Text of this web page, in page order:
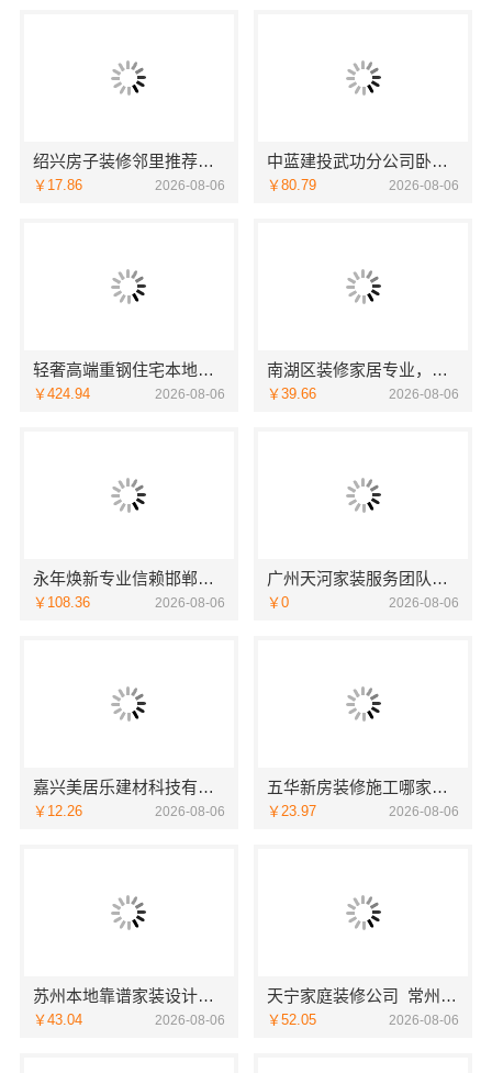
绍兴房子装修邻里推荐，浙江宜美嘉装饰
￥17.86 2026-08-06
中蓝建投武功分公司卧室改造智能家居
￥80.79 2026-08-06
轻奢高端重钢住宅本地维保-云南晟构建筑建材有限公司
￥424.94 2026-08-06
南湖区装修家居专业，嘉兴家美建材科技推荐
￥39.66 2026-08-06
永年焕新专业信赖邯郸至臻全宅新材料有限公司
￥108.36 2026-08-06
广州天河家装服务团队精装房改造精匠饰家（广州）家居建材有限公司
￥0 2026-08-06
嘉兴美居乐建材科技有限公司，新房装修预约上门
￥12.26 2026-08-06
五华新房装修施工哪家好？云南至高新型建材有限公司
￥23.97 2026-08-06
苏州本地靠谱家装设计公司：百年豪庭拎包入住服务
￥43.04 2026-08-06
天宁家庭装修公司_常州宜居佳装饰工程有限公司
￥52.05 2026-08-06